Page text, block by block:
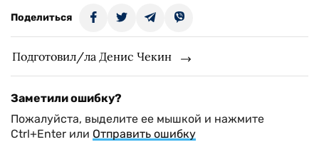
Поделиться
Подготовил/ла Денис Чекин
Заметили ошибку?
Пожалуйста, выделите ее мышкой и нажмите
Ctrl+Enter или Отправить ошибку